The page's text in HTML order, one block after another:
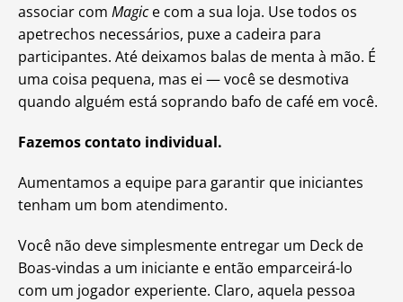
associar com Magice com a sua loja. Use todos os
apetrechos necessários, puxe a cadeira para
participantes. Até deixamos balas de menta à mão. É
uma coisa pequena, mas ei — você se desmotiva
quando alguém está soprando bafo de café em você.
Fazemos contato individual.
Aumentamos a equipe para garantir que iniciantes
tenham um bom atendimento.
Você não deve simplesmente entregar um Deck de
Boas-vindas a um iniciante e então emparceirá-lo
com um jogador experiente. Claro, aquela pessoa